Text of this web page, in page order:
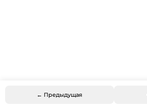
← Предыдущая